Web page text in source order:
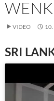
VIDEO
SRI